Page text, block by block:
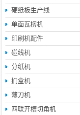
硬纸板生产线
单面瓦楞机
印刷机配件
碰线机
分纸机
扪盒机
薄刀机
四联开槽切角机